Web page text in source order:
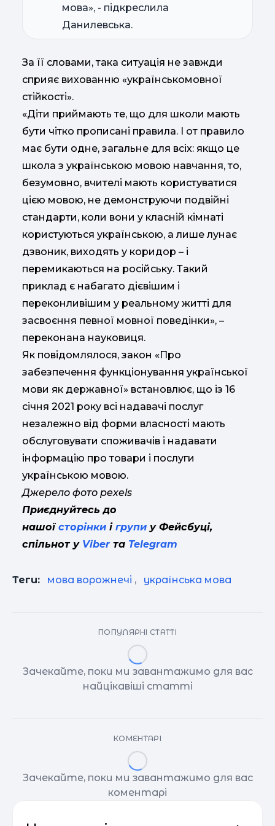
мова», - підкреслила
Данилевська.
За її словами, така ситуація не завжди
сприяє вихованню «українськомовної
стійкості».
«Діти приймають те, що для школи мають
бути чітко прописані правила. І от правило
має бути одне, загальне для всіх: якщо це
школа з українською мовою навчання, то,
безумовно, вчителі мають користуватися
цією мовою, не демонструючи подвійні
стандарти, коли вони у класній кімнаті
користуються українською, а лише лунає
дзвоник, виходять у коридор – і
перемикаються на російську. Такий
приклад є набагато дієвішим і
переконливішим у реальному житті для
засвоєння певної мовної поведінки», –
переконана науковиця.
Як повідомлялося, закон «Про
забезпечення функціонування української
мови як державної» встановлює, що із 16
січня 2021 року всі надавачі послуг
незалежно від форми власності мають
обслуговувати споживачів і надавати
інформацію про товари і послуги
українською мовою.
Джерело фото pexels
Приєднуйтесь до
нашої сторінки і групи у Фейсбуці,
спільнот у Viberта Telegram
Теги: мова ворожнечі , українська мова
ПОПУЛЯРНІ СТАТТІ
Зачекайте, поки ми завантажимо для вас
найцікавіші статті
КОМЕНТАРІ
Зачекайте, поки ми завантажимо для вас
коментарі